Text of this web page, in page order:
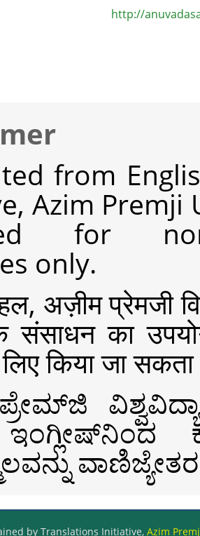
http://
from
Azim Premji
for non-
only.
अज़ीम प्रेमजी
संसाधन का
लिए किया जा
ಇಂಗ್ಲೀಷ್‍ನಿಂದ
by Translations Initiative, Azim